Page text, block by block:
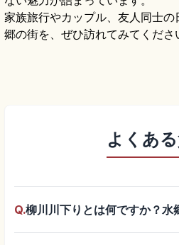
家族旅行やカップル、友人同士
郷の街を、ぜひ訪れてみてくださ
よくあ
Q.柳川川下りとは何ですか？水